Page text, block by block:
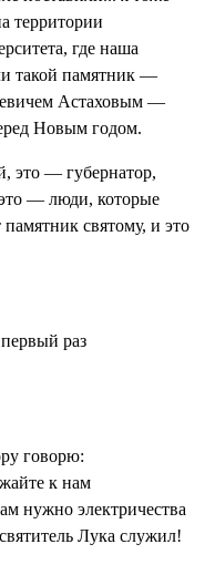
территории
где наша
такой памятник —
Астаховым —
Новым годом.
это — губернатор,
— люди, которые
святому, и это
раз
говорю:
к нам
нужно электричества
Лука служил!